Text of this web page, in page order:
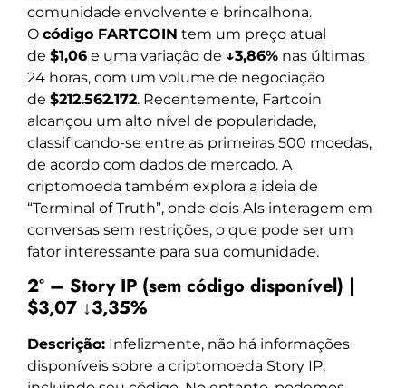
comunidade envolvente e brincalhona.
O código FARTCOIN tem um preço atual
de $1,06 e uma variação de ↓3,86% nas últimas
24 horas, com um volume de negociação
de $212.562.172. Recentemente, Fartcoin
alcançou um alto nível de popularidade,
classificando-se entre as primeiras 500 moedas,
de acordo com dados de mercado. A
criptomoeda também explora a ideia de
“Terminal of Truth”, onde dois AIs interagem em
conversas sem restrições, o que pode ser um
fator interessante para sua comunidade.
2º – Story IP (sem código disponível) |
$3,07 ↓3,35%
Descrição: Infelizmente, não há informações
disponíveis sobre a criptomoeda Story IP,